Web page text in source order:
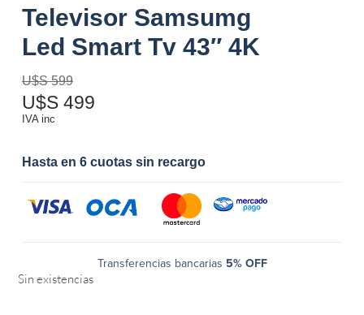
Televisor Samsumg
Led Smart Tv 43″ 4K
U$S599
U$S 499
IVA inc
Hasta en 6 cuotas sin recargo
Transferencias bancarias 5% OFF
Sin existencias